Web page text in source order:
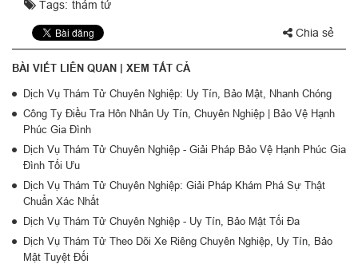
Tags: thám tử
Chia sẻ
BÀI VIẾT LIÊN QUAN | XEM TẤT CẢ
Dịch Vụ Thám Tử Chuyên Nghiệp: Uy Tín, Bảo Mật, Nhanh Chóng
Công Ty Điều Tra Hôn Nhân Uy Tín, Chuyên Nghiệp | Bảo Vệ Hạnh
Phúc Gia Đình
Dịch Vụ Thám Tử Chuyên Nghiệp - Giải Pháp Bảo Vệ Hạnh Phúc Gia
Đình Tối Ưu
Dịch Vụ Thám Tử Chuyên Nghiệp: Giải Pháp Khám Phá Sự Thật
Chuẩn Xác Nhất
Dịch Vụ Thám Tử Chuyên Nghiệp - Uy Tín, Bảo Mật Tối Đa
Dịch Vụ Thám Tử Theo Dõi Xe Riêng Chuyên Nghiệp, Uy Tín, Bảo
Mật Tuyệt Đối